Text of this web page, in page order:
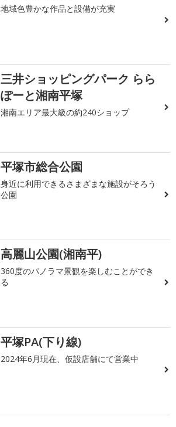
地域色豊かな作品と設備が充実
三井ショッピングパーク らら
ぽーと湘南平塚
湘南エリア最大級の約240ショップ
平塚市総合公園
身近に利用できるさまざまな施設がそろう
公園
高麗山公園(湘南平)
360度のパノラマ景観を楽しむことができ
る
平塚PA(下り線)
2024年6月現在、仮設店舗にて営業中